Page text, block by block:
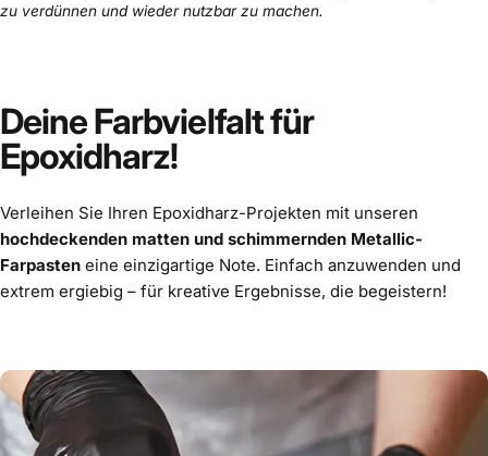
zu verdünnen und wieder nutzbar zu machen.
Deine Farbvielfalt für
Epoxidharz!
Verleihen Sie Ihren Epoxidharz-Projekten mit unseren
hochdeckenden matten und schimmernden Metallic-
Farpasten eine einzigartige Note. Einfach anzuwenden und
extrem ergiebig – für kreative Ergebnisse, die begeistern!